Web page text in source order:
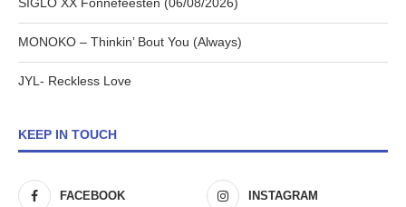
SIGLO XX Fonnefeesten (06/08/2026)
MONOKO – Thinkin’ Bout You (Always)
JYL- Reckless Love
KEEP IN TOUCH
FACEBOOK INSTAGRAM